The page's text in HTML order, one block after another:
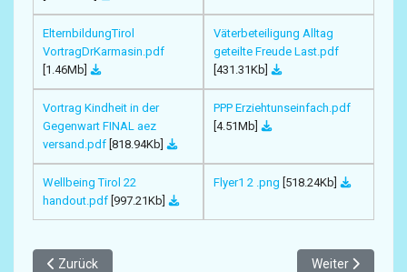
ElternbildungTirol
VortragDrKarmasin.pdf
[1.46Mb]
Väterbeteiligung Alltag
geteilte Freude Last.pdf
[431.31Kb]
Vortrag Kindheit in der
Gegenwart FINAL aez
versand.pdf [818.94Kb]
PPP Erziehtunseinfach.pdf
[4.51Mb]
Wellbeing Tirol 22
handout.pdf [997.21Kb]
Flyer1 2 .png [518.24Kb]
Vorheriger Beitrag: für Eltern
Zurück Nächster
Weiter